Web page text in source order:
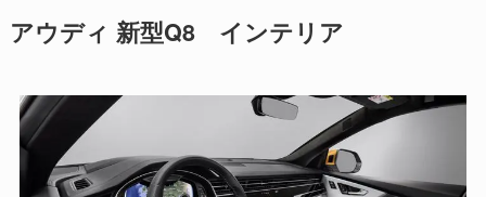
アウディ 新型Q8 インテリア